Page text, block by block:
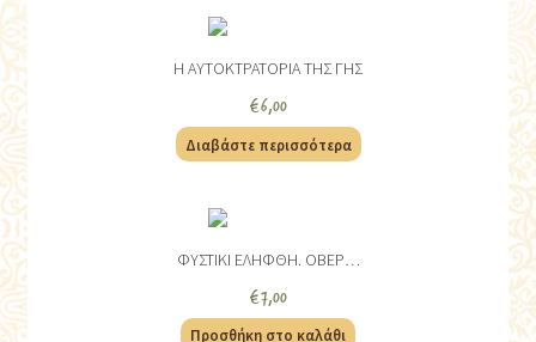
Η ΑΥΤΟΚΤΡΑΤΟΡΙΑ ΤΗΣ ΓΗΣ
€6,00
Διαβάστε περισσότερα
ΦΥΣΤΙΚΙ ΕΛΗΦΘΗ. ΟΒΕΡ…
€7,00
Προσθήκη στο καλάθι